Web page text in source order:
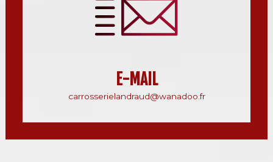
E-MAIL
carrosserielandraud@wanadoo.fr